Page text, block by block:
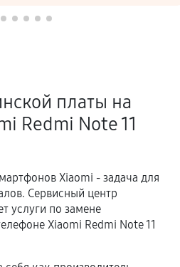
платы на
Redmi Note 11
Xiaomi - задача для
Сервисный центр
услуги по замене
Xiaomi Redmi Note 11